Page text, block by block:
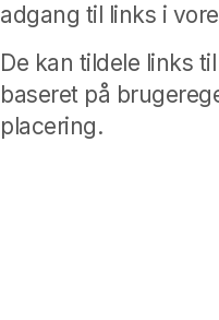
adgang til links i
De kan tildele links
baseret på
placering.